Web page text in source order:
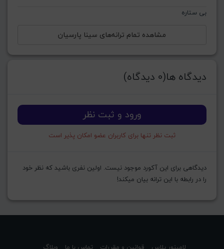
بی ستاره
مشاهده تمام ترانه‌های سینا پارسیان
دیدگاه ها(0 دیدگاه)
ورود و ثبت نظر
ثبت نظر تنها برای کاربران عضو امکان پذیر است
دیدگاهی برای این آکورد موجود نیست. اولین نفری باشید که نظر خود
را در رابطه با این ترانه بیان میکند!